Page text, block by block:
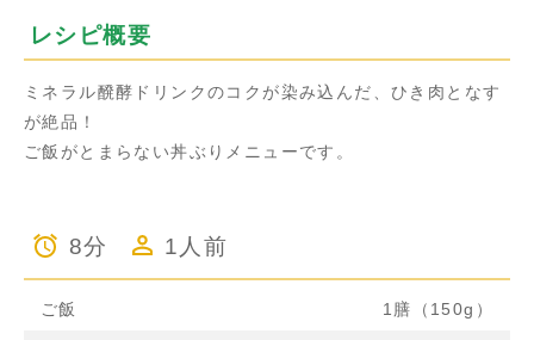
レシピ概要
ミネラル醗酵ドリンクのコクが染み込んだ、ひき肉となす
が絶品！
ご飯がとまらない丼ぶりメニューです。
8分 1人前
ご飯 1膳（150g）